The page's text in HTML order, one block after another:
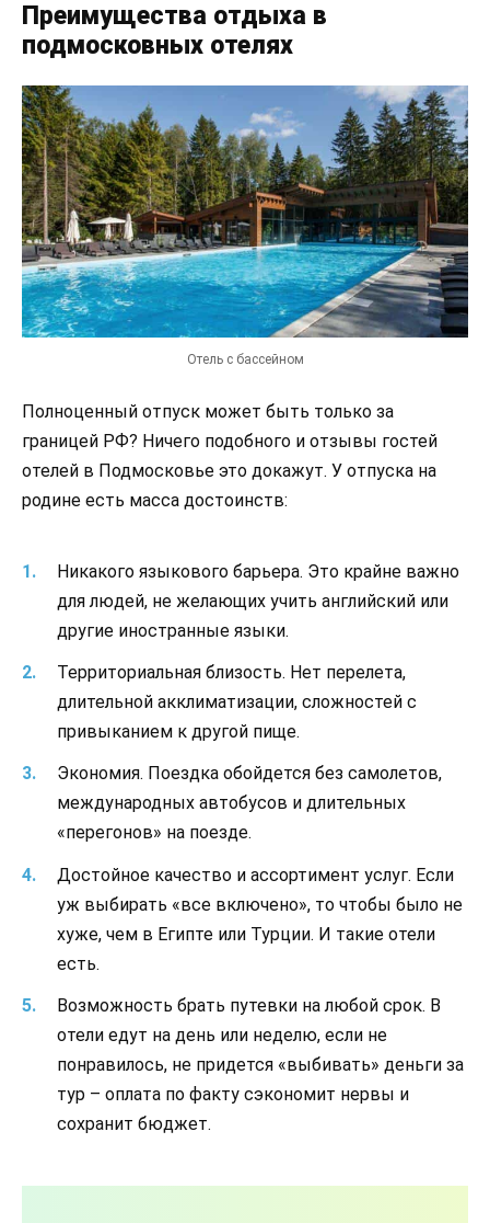
Преимущества отдыха в
подмосковных отелях
Отель с бассейном
Полноценный отпуск может быть только за
границей РФ? Ничего подобного и отзывы гостей
отелей в Подмосковье это докажут. У отпуска на
родине есть масса достоинств:
Никакого языкового барьера. Это крайне важно
для людей, не желающих учить английский или
другие иностранные языки.
Территориальная близость. Нет перелета,
длительной акклиматизации, сложностей с
привыканием к другой пище.
Экономия. Поездка обойдется без самолетов,
международных автобусов и длительных
«перегонов» на поезде.
Достойное качество и ассортимент услуг. Если
уж выбирать «все включено», то чтобы было не
хуже, чем в Египте или Турции. И такие отели
есть.
Возможность брать путевки на любой срок. В
отели едут на день или неделю, если не
понравилось, не придется «выбивать» деньги за
тур – оплата по факту сэкономит нервы и
сохранит бюджет.